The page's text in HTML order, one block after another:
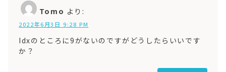
Tomo より:
2022年6月3日 9:28 PM
Idxのところに9がないのですがどうしたらいいです
か？